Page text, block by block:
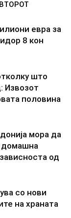
евра за
8 кон
што
Извозот
половина
мора да
домашна
од
со нови
на храната